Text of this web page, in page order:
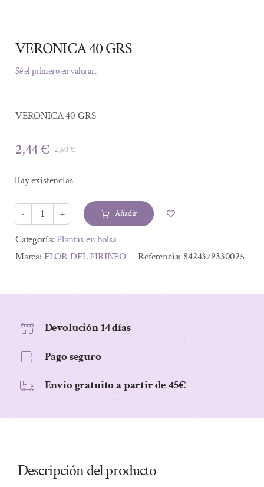
VERONICA 40 GRS
Sé el primero en valorar.
VERONICA 40 GRS
2,60€El
era:
2,60 €.
2,44€
El
es:
2,44 €.
Hay existencias
VERONICA
40
GRS
Añadir
Alternative:
Categoría:Plantas en bolsa
Marca: FLOR DEL PIRINEO Referencia: 8424379330025
Devolución 14 días
Pago seguro
Envio gratuito a partir de 45€
Descripción del producto